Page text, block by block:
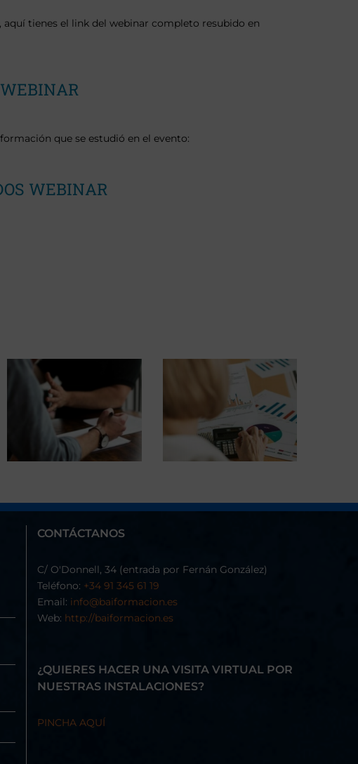
tienes el link del webinar completo resubido en
que se estudió en el evento:
WEBINAR
CONTÁCTANOS
C/ O'Donnell, 34 (entrada por Fernán González)
Teléfono: +34 91 345 61 19
Email: info@baiformacion.es
Web: http://baiformacion.es
¿QUIERES HACER UNA VISITA VIRTUAL POR
NUESTRAS INSTALACIONES?
PINCHA AQUÍ